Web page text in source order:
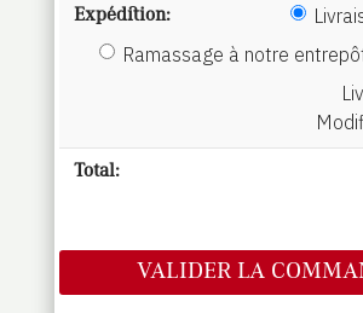
Ramassage à notre
VALIDER LA